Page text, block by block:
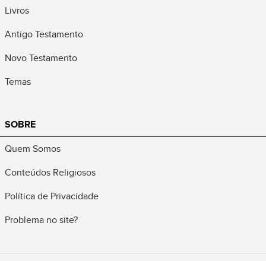
Livros
Antigo Testamento
Novo Testamento
Temas
SOBRE
Quem Somos
Conteúdos Religiosos
Política de Privacidade
Problema no site?